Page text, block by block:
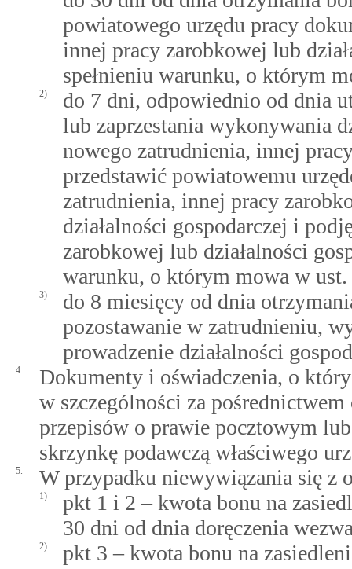
powiatowego urzędu pracy
innej pracy zarobkowej lub
spełnieniu warunku, o którym
2)
do 7 dni, odpowiednio od dnia
lub zaprzestania wykonywania
nowego zatrudnienia, innej
przedstawić powiatowemu
zatrudnienia, innej pracy
działalności gospodarczej i
zarobkowej lub działalności
warunku, o którym mowa w
3)
do 8 miesięcy od dnia
pozostawanie w zatrudnieniu,
prowadzenie działalności
4.
Dokumenty i oświadczenia, o
w szczególności za
przepisów o prawie pocztowym
skrzynkę podawczą właściwego
5. W przypadku niewywiązania się z
1)
pkt 1 i 2 – kwota bonu na
30 dni od dnia doręczenia
2)
pkt 3 – kwota bonu na